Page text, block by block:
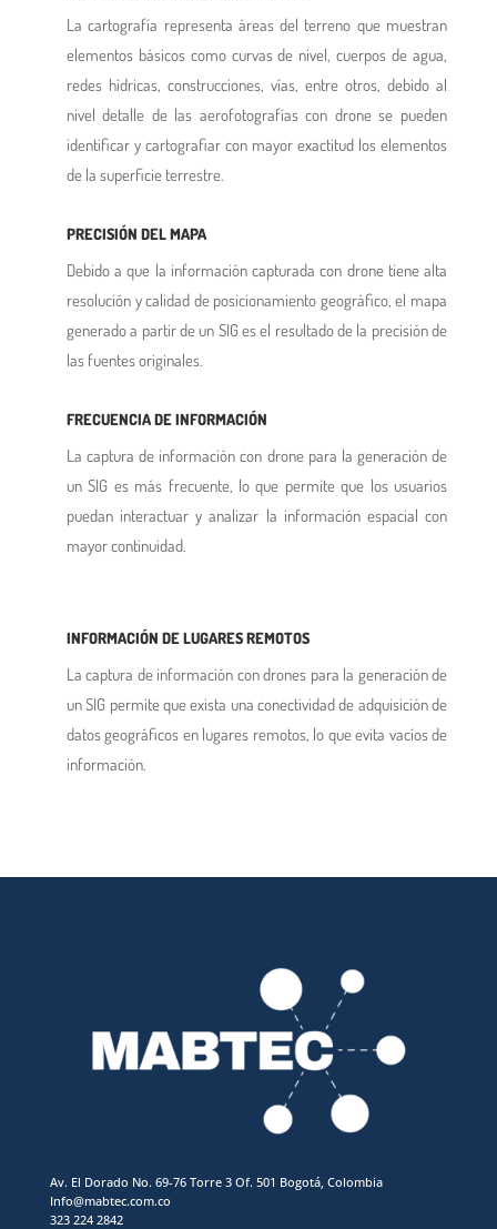
La cartografía representa áreas del terreno que muestran
elementos básicos como curvas de nivel, cuerpos de agua,
redes hídricas, construcciones, vías, entre otros, debido al
nivel detalle de las aerofotografías con drone se pueden
identificar y cartografiar con mayor exactitud los elementos
de la superficie terrestre.
PRECISIÓN DEL MAPA
Debido a que la información capturada con drone tiene alta
resolución y calidad de posicionamiento geográfico, el mapa
generado a partir de un SIG es el resultado de la precisión de
las fuentes originales.
FRECUENCIA DE INFORMACIÓN
La captura de información con drone para la generación de
un SIG es más frecuente, lo que permite que los usuarios
puedan interactuar y analizar la información espacial con
mayor continuidad.
INFORMACIÓN DE LUGARES REMOTOS
La captura de información con drones para la generación de
un SIG permite que exista una conectividad de adquisición de
datos geográficos en lugares remotos, lo que evita vacíos de
información.
Av. El Dorado No. 69-76 Torre 3 Of. 501 Bogotá, Colombia
Info@mabtec.com.co
323 224 2842